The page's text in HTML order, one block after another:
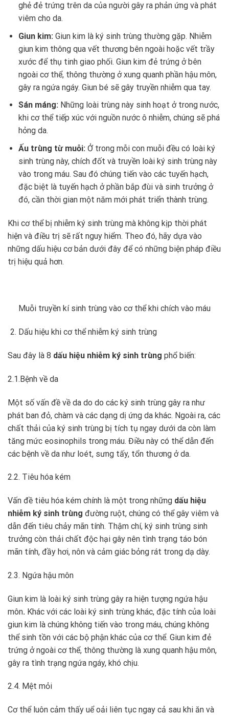
ghẻ đẻ trứng trên da của người gây ra phản ứng và phát
viêm cho da.
Giun kim: Giun kim là ký sinh trùng thường gặp. Nhiễm
giun kim thông qua vết thương bên ngoài hoặc vết trầy
xước để thụ tinh giao phối. Giun kim đẻ trứng ở bên
ngoài cơ thể, thông thường ở xung quanh phần hậu môn,
gây ra ngứa ngáy. Giun bé sẽ gây truyền nhiễm qua tay.
Sán máng: Những loài trùng này sinh hoạt ở trong nước,
khi cơ thể tiếp xúc với nguồn nước ô nhiễm, chúng sẽ phá
hỏng da.
Ấu trùng từ muỗi: Ở trong mỗi con muỗi đều có loài ký
sinh trùng này, chích đốt và truyền loài ký sinh trùng này
vào trong máu. Sau đó chúng tiến vào các tuyến hạch,
đặc biệt là tuyến hạch ở phần bắp đùi và sinh trưởng ở
đó, cần thời gian một năm mới phát triển thành trùng.
Khi cơ thể bị nhiễm ký sinh trùng mà không kịp thời phát
hiện và điều trị sẽ rất nguy hiểm. Theo đó, hãy dựa vào
những dấu hiệu cơ bản dưới đây để có những biện pháp điều
trị hiệu quả hơn.
Muỗi truyền kí sinh trùng vào cơ thể khi chích vào máu
Dấu hiệu khi cơ thể nhiễm ký sinh trùng
Sau đây là 8 dấu hiệu nhiễm ký sinh trùng phổ biến:
2.1.Bệnh về da
Một số vấn đề về da do do các ký sinh trùng gây ra như
phát ban đỏ, chàm và các dạng dị ứng da khác. Ngoài ra, các
chất thải của ký sinh trùng bị tích tụ ngay dưới da còn làm
tăng mức eosinophils trong máu. Điều này có thể dẫn đến
các bệnh về da như loét, sưng tấy, tổn thương ở da.
2.2. Tiêu hóa kém
Vấn đề tiêu hóa kém chính là một trong những dấu hiệu
nhiễm ký sinh trùng đường ruột, chúng có thể gây viêm và
dẫn đến tiêu chảy mãn tính. Thậm chí, ký sinh trùng sinh
trưởng còn thải chất độc hại gây nên tình trạng táo bón
mãn tính, đầy hơi, nôn và cảm giác bỏng rát trong dạ dày.
2.3. Ngứa hậu môn
Giun kim là loài ký sinh trùng gây ra hiện tượng ngứa hậu
môn. Khác với các loài ký sinh trùng khác, đặc tính của loài
giun kim là chúng không tiến vào trong máu, chúng không
thể sinh tồn với các bộ phận khác của cơ thể. Giun kim đẻ
trứng ở ngoài cơ thể, thông thường là xung quanh hậu môn,
gây ra tình trạng ngứa ngáy, khó chịu.
2.4. Mệt mỏi
Cơ thể luôn cảm thấy uể oải liên tục ngay cả sau khi ăn và